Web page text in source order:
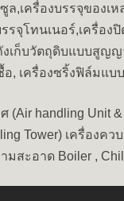
,เครื่องบรรจุของเ
รจุโทนเนอร์,เครื่อ
เก็บวัตถุดิบแบบสูญ
, เครื่องซริ้งฟิล์มแบ
handling Unit &
Tower) เครื่อ
สะอาด Boiler ,